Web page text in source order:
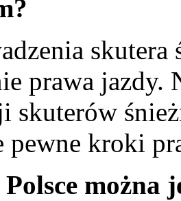
skutera
prawa jazdy.
skuterów
pewne kroki
można